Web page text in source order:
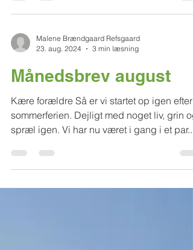
Malene Brændgaard Refsgaard
23. aug. 2024
3 min læsning
Månedsbrev august
Kære forældre Så er vi startet op igen efter
sommerferien. Dejligt med noget liv, grin og
spræl igen. Vi har nu været i gang i et par...